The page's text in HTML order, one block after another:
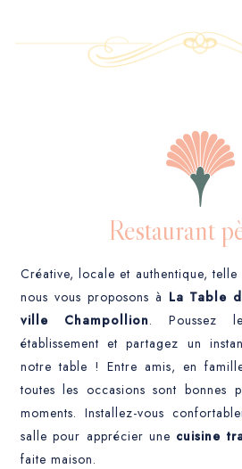
Restaurant
Créative, locale et authentique,
nous vous proposons à La Table
ville Champollion. Poussez
établissement et partagez un
notre table ! Entre amis, en
toutes les occasions sont bonnes
moments. Installez-vous
salle pour apprécier une cuisine
faite maison.